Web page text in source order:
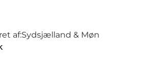
af:Sydsjælland & Møn